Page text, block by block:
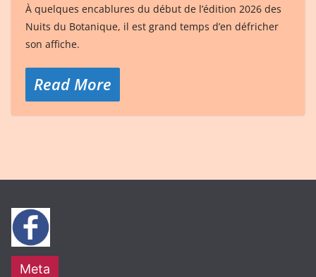
À quelques encablures du début de l’édition 2026 des
Nuits du Botanique, il est grand temps d’en défricher
son affiche.
Read More
Meta